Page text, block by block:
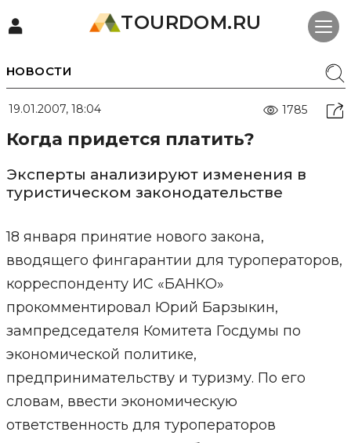
TOURDOM.RU
НОВОСТИ
19.01.2007, 18:04 1785
Когда придется платить?
Эксперты анализируют изменения в
туристическом законодательстве
18 января принятие нового закона,
вводящего фингарантии для туроператоров,
корреспонденту ИС «БАНКО»
прокомментировал Юрий Барзыкин,
зампредседателя Комитета Госдумы по
экономической политике,
предпринимательству и туризму. По его
словам, ввести экономическую
ответственность для туроператоров